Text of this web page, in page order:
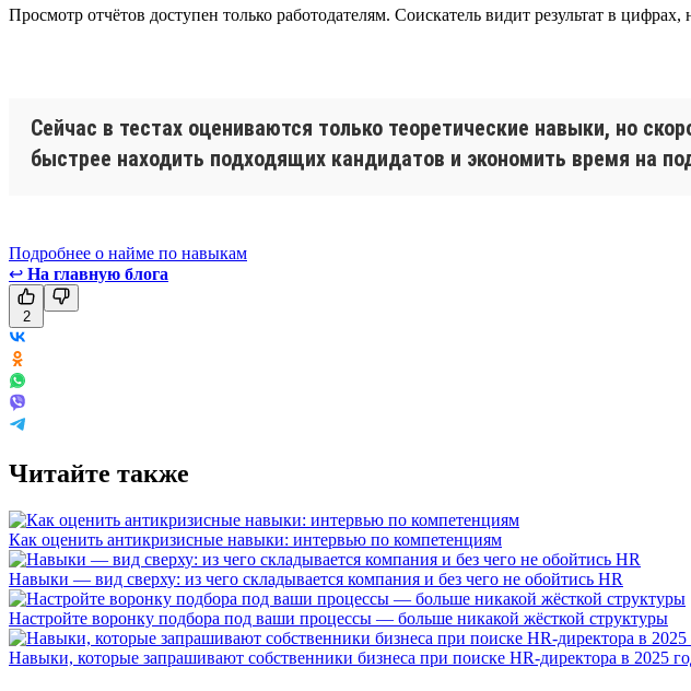
Просмотр отчётов доступен только работодателям. Соискатель видит результат в
Сейчас в тестах оцениваются только теоретические навыки, но
быстрее находить подходящих кандидатов и экономить время на
Подробнее о найме по навыкам
↩ На главную блога
2
Читайте также
Как оценить антикризисные навыки: интервью по компетенциям
Навыки — вид сверху: из чего складывается компания и без чего не обойтись HR
Настройте воронку подбора под ваши процессы — больше никакой жёсткой структуры
Навыки, которые запрашивают собственники бизнеса при поиске HR-директора в 2025